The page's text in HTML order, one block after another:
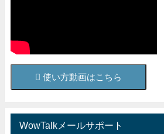
使い方動画はこちら
WowTalkメールサポート